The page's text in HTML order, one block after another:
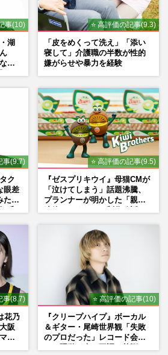
岡田将生らイケメン俳優を抑え
ロイン夫”1位は『虎に…
2025年9月16日号 2025/9/8
事(10)
湖
い
⭐ 高評価の記事(9.3)
「皮をめくって洗え」「添い
寝して」介護職の半数が性的
嫌がらせや暴力を経験
事(9.7)
ク
眼差
た
⭐ 高評価の記事(9.5)
『ゼスプリキウイ』母猫CMが
「泣けてしまう」話題沸騰、
プランナーが明かした「親に
事(8.7)
花乃
阪
⭐ 高評価の記事(10)
『クリープハイプ』ボーカル
＆ギター・尾崎世界観「失敗
のプロだった」レコード会社